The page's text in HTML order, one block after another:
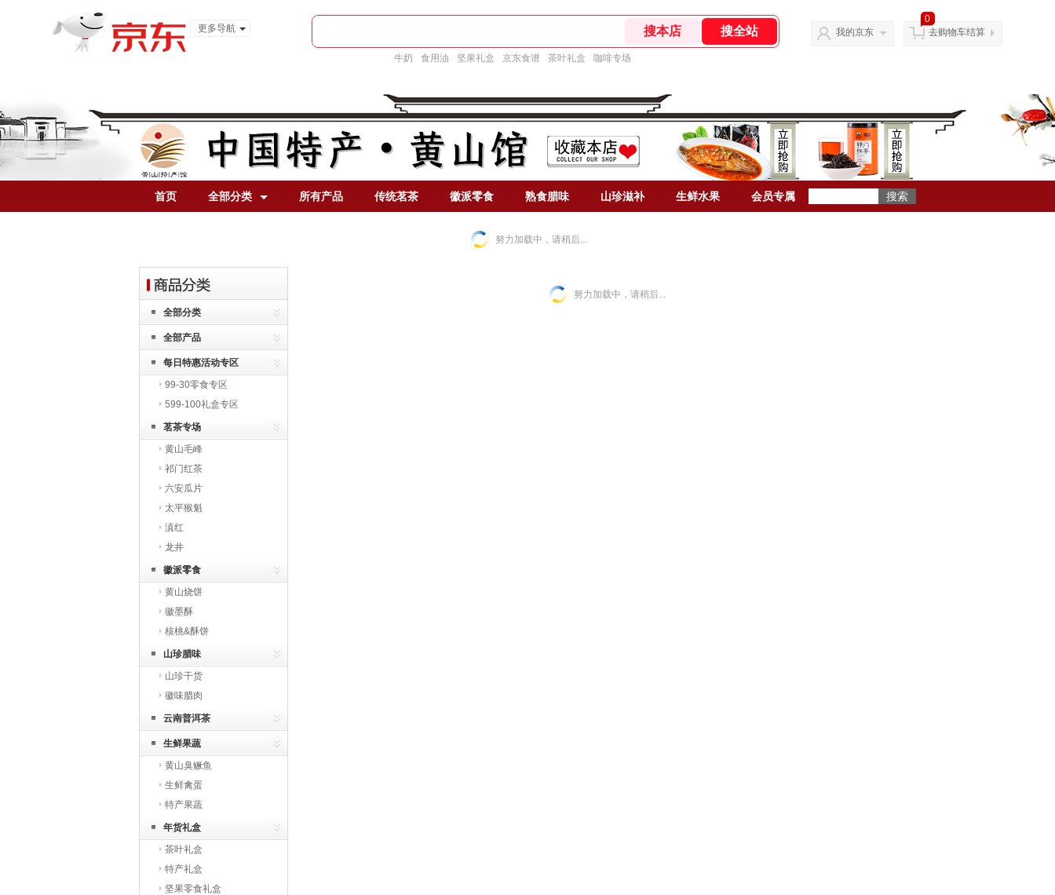
更多导航
牛奶 食用油 坚果礼盒 京东食谱 茶叶礼盒 咖啡专场
我的京东
0
去购物车结算
首页 全部分类 所有产品 传统茗茶 徽派零食 熟食腊味 山珍滋补 生鲜水果 会员专属
努力加载中，请稍后...
全部分类
全部产品
每日特惠活动专区
99-30零食专区
599-100礼盒专区
茗茶专场
黄山毛峰
祁门红茶
六安瓜片
太平猴魁
滇红
龙井
徽派零食
黄山烧饼
徽墨酥
核桃&酥饼
山珍腊味
山珍干货
徽味腊肉
云南普洱茶
生鲜果蔬
黄山臭鳜鱼
生鲜禽蛋
特产果蔬
年货礼盒
茶叶礼盒
特产礼盒
坚果零食礼盒
努力加载中，请稍后...